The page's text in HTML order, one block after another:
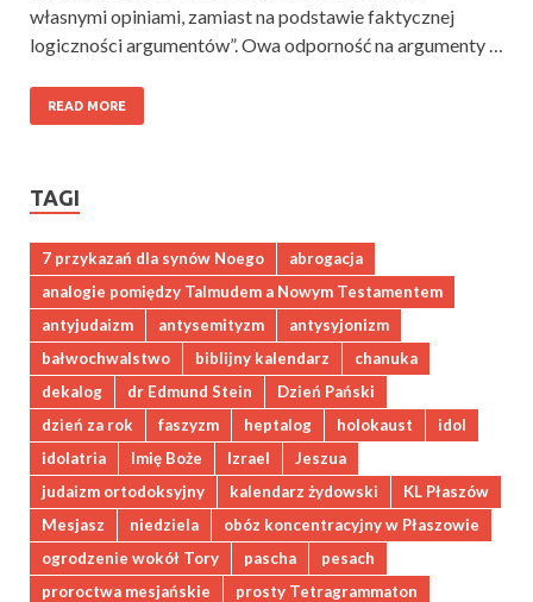
własnymi opiniami, zamiast na podstawie faktycznej
logiczności argumentów”. Owa odporność na argumenty …
READ MORE
TAGI
7 przykazań dla synów Noego
abrogacja
analogie pomiędzy Talmudem a Nowym Testamentem
antyjudaizm
antysemityzm
antysyjonizm
bałwochwalstwo
biblijny kalendarz
chanuka
dekalog
dr Edmund Stein
Dzień Pański
dzień za rok
faszyzm heptalog holokaust
idol
idolatria
Imię Boże Izrael
Jeszua
judaizm ortodoksyjny
kalendarz żydowski
KL Płaszów
Mesjasz
niedziela
obóz koncentracyjny w Płaszowie
ogrodzenie wokół Tory
pascha
pesach
proroctwa mesjańskie
prosty Tetragrammaton